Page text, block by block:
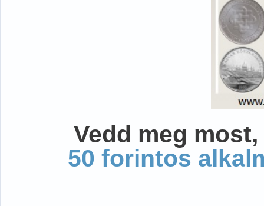
Vedd meg
50 forintos